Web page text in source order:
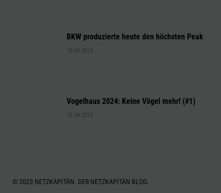
BKW produzierte heute den höchsten Peak
18.04.2024
Vogelhaus 2024: Keine Vögel mehr! (#1)
10.04.2024
© 2023 NETZKAPITÄN. DER NETZKAPITÄN BLOG.